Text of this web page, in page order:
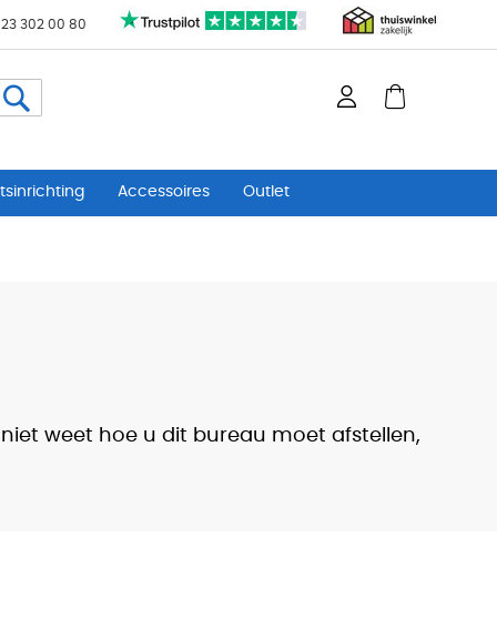
302 00 80
Accessoires Outlet
weet hoe u dit bureau moet afstellen,